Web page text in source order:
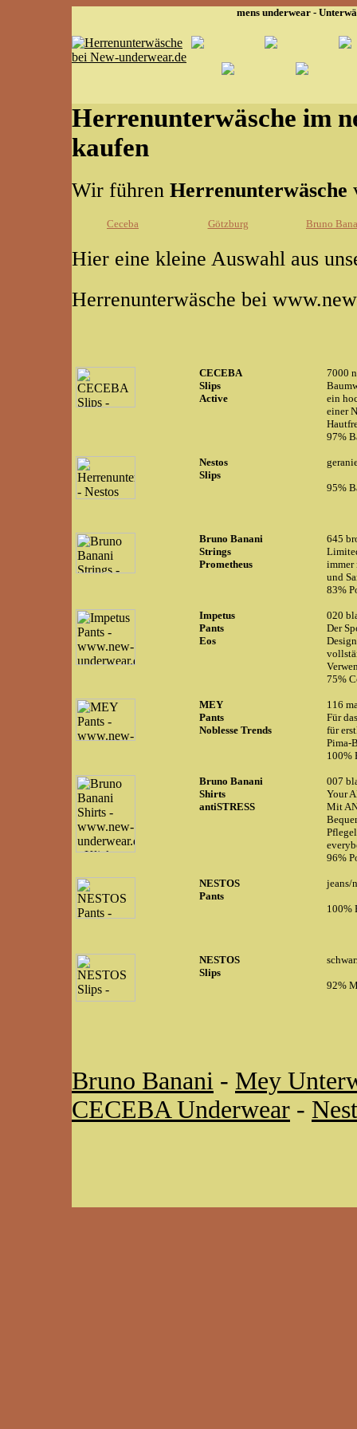
mens underwear -
Herrenunterwäsche im
kaufen
Wir führen Herrenunterwäsche
Ceceba Götzburg Bruno
Hier eine kleine Auswahl aus
Herrenunterwäsche bei
CECEBA
Slips
Active
7000
ein
einer
97%
Nestos
Slips
95%
Bruno Banani
Strings
Prometheus
645
immer
und
83%
Impetus
Pants
Eos
020
Der
75%
MEY
Pants
Noblesse Trends
116
Für
für
Pima-
100%
Bruno Banani
Shirts
antiSTRESS
007
Your
Mit
96%
NESTOS
Pants
jeans/
100%
NESTOS
Slips
92%
Bruno Banani - Mey
CECEBA Underwear -